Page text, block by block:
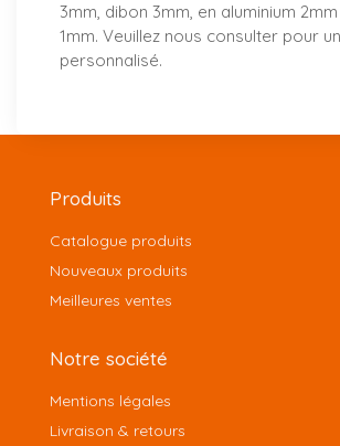
3mm, dibon 3mm, en aluminium
1mm. Veuillez nous consulter pour un
personnalisé.
Produits
Catalogue produits
Nouveaux produits
Meilleures ventes
Notre société
Mentions légales
Livraison & retours